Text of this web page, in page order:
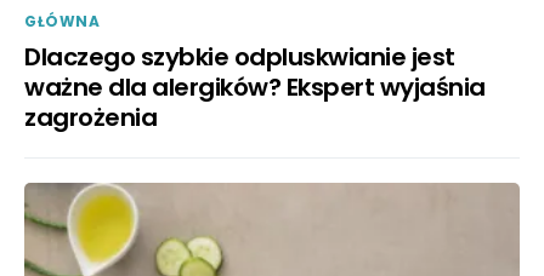
GŁÓWNA
Dlaczego szybkie odpluskwianie jest
ważne dla alergików? Ekspert wyjaśnia
zagrożenia